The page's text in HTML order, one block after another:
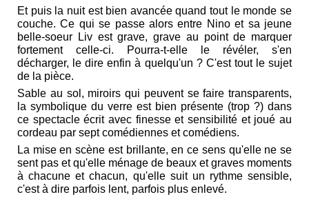
Et puis la nuit est bien avancée quand tout le monde se
couche. Ce qui se passe alors entre Nino et sa jeune
belle-soeur Liv est grave, grave au point de marquer
fortement celle-ci. Pourra-t-elle le révéler, s'en
décharger, le dire enfin à quelqu'un ? C'est tout le sujet
de la pièce.
Sable au sol, miroirs qui peuvent se faire transparents,
la symbolique du verre est bien présente (trop ?) dans
ce spectacle écrit avec finesse et sensibilité et joué au
cordeau par sept comédiennes et comédiens.
La mise en scène est brillante, en ce sens qu'elle ne se
sent pas et qu'elle ménage de beaux et graves moments
à chacune et chacun, qu'elle suit un rythme sensible,
c'est à dire parfois lent, parfois plus enlevé.